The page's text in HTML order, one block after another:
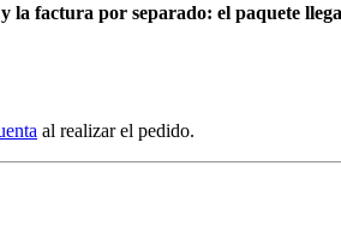
factura por separado: el paquete
al realizar el pedido.